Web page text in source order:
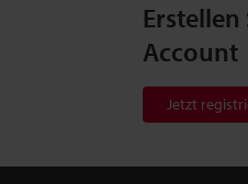
Erstellen
Account
Jetzt